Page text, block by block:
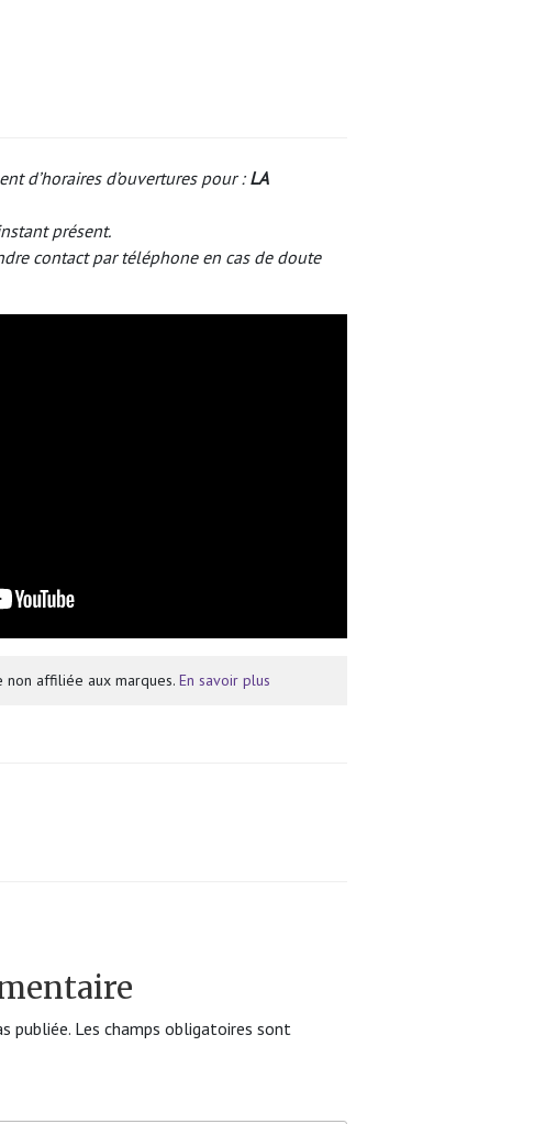
d’horaires d’ouvertures pour :LA
présent.
contact par téléphone en cas de doute
non affiliée aux marques. En savoir plus
publiée. Les champs obligatoires sont